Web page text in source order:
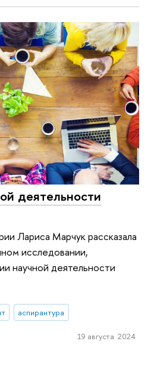
деятельности
Лариса Марчук рассказала
исследовании,
научной деятельности
аспирантура
19 августа 2024